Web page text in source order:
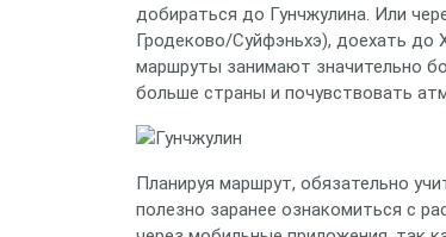
добираться до Гунчжулина. Или
Гродеково/Суйфэньхэ), доехать до
маршруты занимают значительно
больше страны и почувствовать
Планируя маршрут, обязательно
полезно заранее ознакомиться с